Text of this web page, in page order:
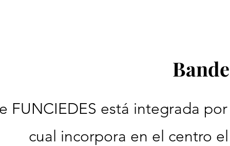
FUNCIEDES está integrada
cual incorpora en el centro